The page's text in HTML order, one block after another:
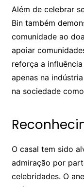
Além de celebrar
Bin também
comunidade ao
apoiar
reforça a
apenas na
na sociedade
O casal tem sido
admiração por
celebridades. O